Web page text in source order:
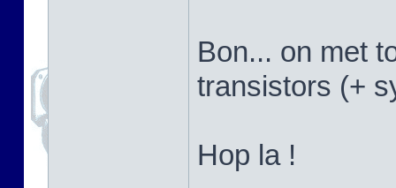
Bon... on met
transistors (+
Hop la !